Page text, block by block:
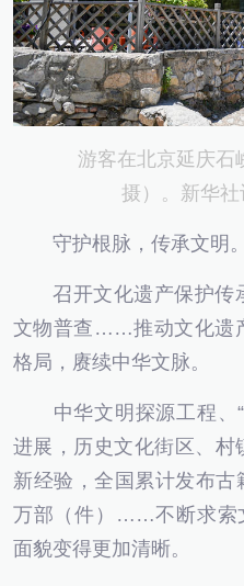
游客在北京延庆石
摄）。新华
守护根脉，传承文明。
召开文化遗产保护传
文物普查……推动文化遗
格局，赓续中华文脉。
中华文明探源工程、“
进展，历史文化街区、村
新经验，全国累计发布
万部（件）……不断求索
面貌变得更加清晰。